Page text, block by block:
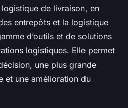
de livraison, en
entrepôts et la logistique
d’outils et de solutions
logistiques. Elle permet
une plus grande
et une amélioration du